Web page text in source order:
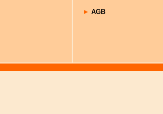
► AGB